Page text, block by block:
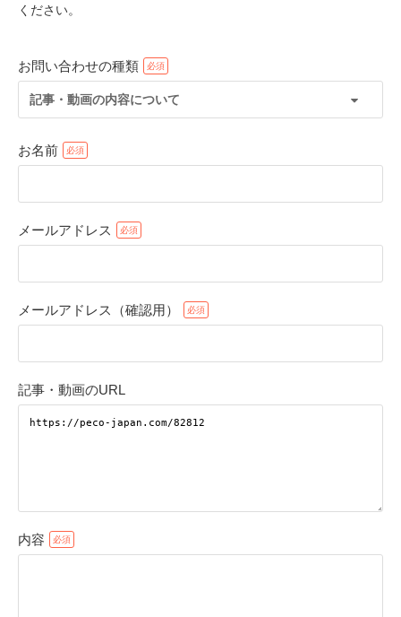
ください。
お問い合わせの種類
記事・動画の内容について
お名前
メールアドレス
メールアドレス（確認用）
記事・動画のURL
内容
アプリで開く